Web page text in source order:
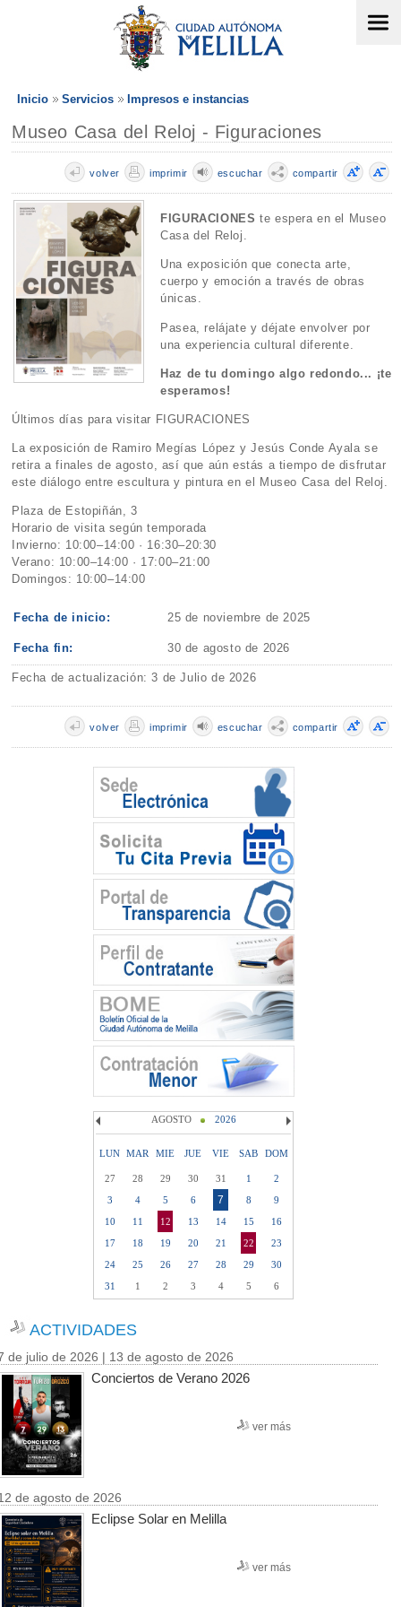
Inicio Servicios Impresos e instancias
Museo Casa del Reloj - Figuraciones
compartir
escuchar
imprimir
volver
FIGURACIONES te espera en el Museo
Casa del Reloj.
Una exposición que conecta arte,
cuerpo y emoción a través de obras
únicas.
Pasea, relájate y déjate envolver por
una experiencia cultural diferente.
Haz de tu domingo algo redondo... ¡te
esperamos!
Últimos días para visitar FIGURACIONES
La exposición de Ramiro Megías López y Jesús Conde Ayala se
retira a finales de agosto, así que aún estás a tiempo de disfrutar
este diálogo entre escultura y pintura en el Museo Casa del Reloj.
Plaza de Estopiñán, 3
Horario de visita según temporada
Invierno: 10:00–14:00 · 16:30–20:30
Verano: 10:00–14:00 · 17:00–21:00
Domingos: 10:00–14:00
Fecha de inicio: 25 de noviembre de 2025
Fecha fin: 30 de agosto de 2026
Fecha de actualización: 3 de Julio de 2026
compartir
escuchar
imprimir
volver
AGOSTO 2026
LUN MAR MIE JUE VIE SAB DOM
27 28 29 30 31 1
2
3
4 5 6 7 8
9
10
11 12 13 14 15
16
17
18 19 20 21 22
23
24
25 26 27 28 29
30
31
1 2 3 4 5 6
ACTIVIDADES
de julio de 2026 | 13 de agosto de 2026
Conciertos de Verano 2026
ver más
de agosto de 2026
Eclipse Solar en Melilla
ver más